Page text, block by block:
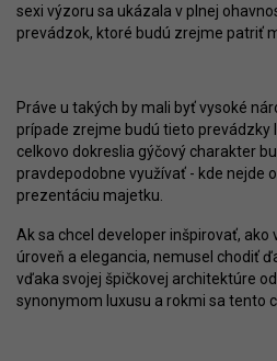
sexi výzoru sa ukázala v plnej
prevádzok, ktoré budú zrejme patriť
Práve u takých by mali byť vysoké
prípade zrejme budú tieto prevádzky
celkovo dokreslia gýčový charakter
pravdepodobne využívať - kde nejde
prezentáciu majetku.
Ak sa chcel developer inšpirovať, ako
úroveň a elegancia, nemusel chodiť
vďaka svojej špičkovej architektúre
synonymom luxusu a rokmi sa tento